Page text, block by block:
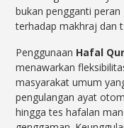
bukan pengganti
terhadap makhraj dan
Penggunaan Hafal
menawarkan
masyarakat umum
pengulangan ayat
hingga tes hafalan